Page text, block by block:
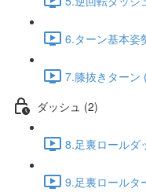
6.ターン基本姿
7.膝抜きターン
ダッシュ (2)
8.足裏ロールダ
9.足裏ロールタ